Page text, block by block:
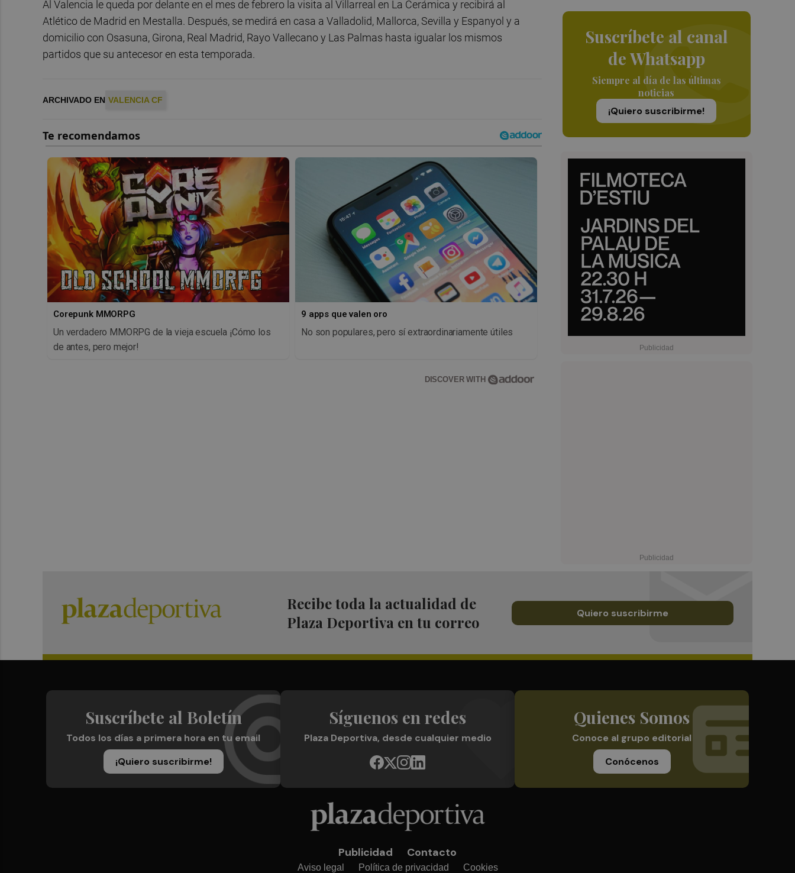
Suscríbete al canal
de Whatsapp
Siempre al día de las últimas
noticias
¡Quiero suscribirme!
Al Valencia le queda por delante en el mes de febrero la visita al Villarreal en La Cerámica y recibirá al
Atlético de Madrid en Mestalla. Después, se medirá en casa a Valladolid, Mallorca, Sevilla y Espanyol y a
domicilio con Osasuna, Girona, Real Madrid, Rayo Vallecano y Las Palmas hasta igualar los mismos
partidos que su antecesor en esta temporada.
ARCHIVADO EN VALENCIA CF
Corepunk MMORPG
Un verdadero MMORPG de la vieja escuela ¡Cómo los
de antes, pero mejor!
9 apps que valen oro
No son populares, pero sí extraordinariamente útiles
DISCOVER WITH
Recibe toda la actualidad de
Plaza Deportiva en tu correo
Quiero suscribirme
Suscríbete al Boletín
Todos los días a primera hora en tu email
¡Quiero suscribirme!
Síguenos en redes
Plaza Deportiva, desde cualquier medio
Quienes Somos
Conoce al grupo editorial
Conócenos
Publicidad Contacto
Aviso legal Política de privacidad Cookies